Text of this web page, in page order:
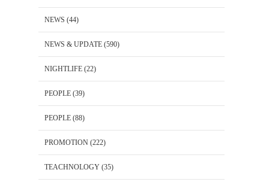
NEWS (44)
NEWS & UPDATE (590)
NIGHTLIFE (22)
PEOPLE (39)
PEOPLE (88)
PROMOTION (222)
TEACHNOLOGY (35)